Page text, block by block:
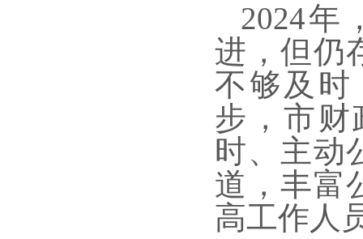
2024年
进，但仍
不够及时
步，市财
时、主动
道，丰富
高工作人